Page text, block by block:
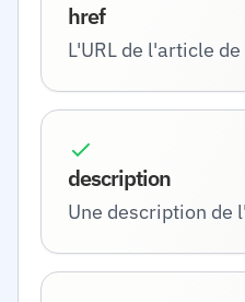
href
L'URL de l'article
description
Une description de